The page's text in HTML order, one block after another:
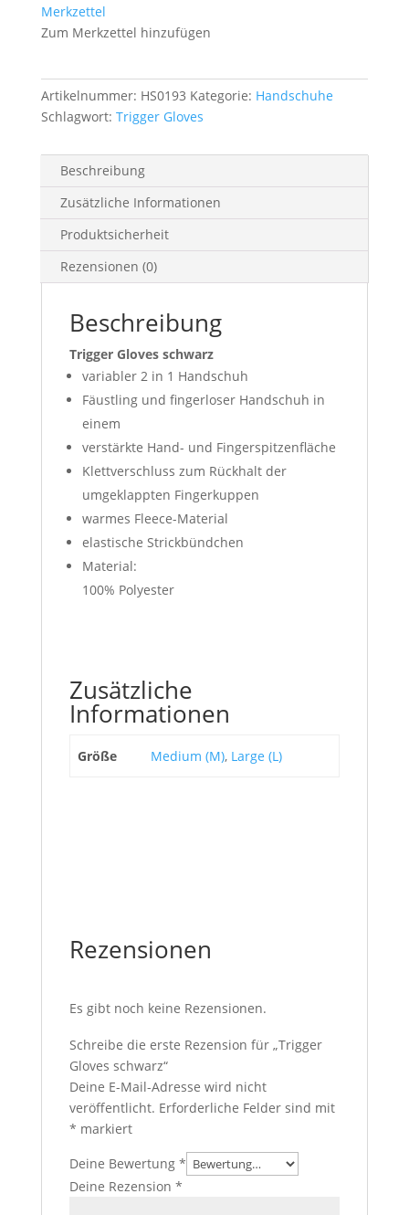
Merkzettel
Zum Merkzettel hinzufügen
Artikelnummer: HS0193 Kategorie: Handschuhe
Schlagwort: Trigger Gloves
Beschreibung
Zusätzliche Informationen
Produktsicherheit
Rezensionen (0)
Beschreibung
Trigger Gloves schwarz
variabler 2 in 1 Handschuh
Fäustling und fingerloser Handschuh in
einem
verstärkte Hand- und Fingerspitzenfläche
Klettverschluss zum Rückhalt der
umgeklappten Fingerkuppen
warmes Fleece-Material
elastische Strickbündchen
Material:
100% Polyester
Zusätzliche
Informationen
Größe Medium (M), Large (L)
Rezensionen
Es gibt noch keine Rezensionen.
Schreibe die erste Rezension für „Trigger
Gloves schwarz“
Deine E-Mail-Adresse wird nicht
veröffentlicht. Erforderliche Felder sind mit
* markiert
Deine Bewertung *
Deine Rezension *